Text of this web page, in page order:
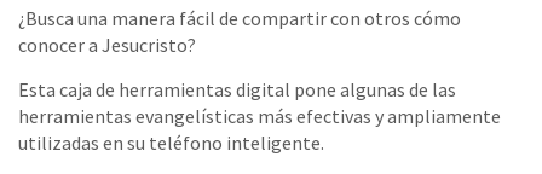
¿Busca una manera fácil de compartir con otros cómo
conocer a Jesucristo?
Esta caja de herramientas digital pone algunas de las
herramientas evangelísticas más efectivas y ampliamente
utilizadas en su teléfono inteligente.